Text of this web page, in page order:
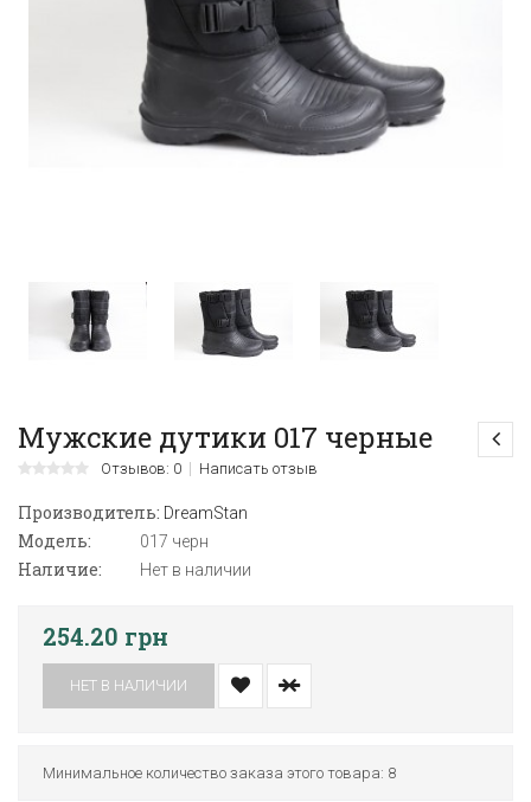
Мужские дутики 017 черные
Отзывов: 0 Написать отзыв
Производитель: DreamStan
Модель: 017 черн
Наличие: Нет в наличии
254.20 грн
НЕТ В НАЛИЧИИ
Минимальное количество заказа этого товара: 8